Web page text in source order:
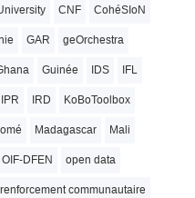
CNF CohéSIoN
GAR geOrchestra
Guinée IDS IFL
IPR IRD KoBoToolbox
Madagascar Mali
OIF-DFEN open data
renforcement communautaire